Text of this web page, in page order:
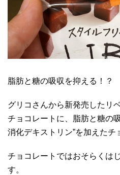
脂肪と糖の吸収を抑える！？
グリコさんから新発売したリ
チョコレートに、脂肪と糖の
消化デキストリン”を加えたチ
チョコレートではおそらくは
す。